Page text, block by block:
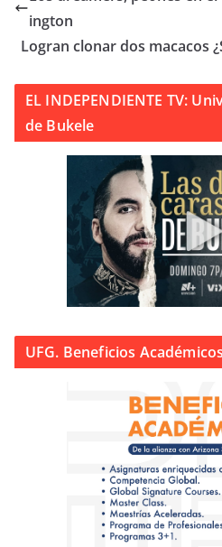
ington
Logran clonar dos macacos
EL INDEPENDIENTE TV:
de Bukele
UFG. Beneficios Académicos